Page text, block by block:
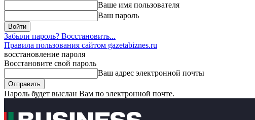
Ваше имя пользователя
Ваш пароль
Забыли пароль? Восстановить...
Правила пользования сайтом gazetabiznes.ru
восстановление пароля
Восстановите свой пароль
Ваш адрес электронной почты
Пароль будет выслан Вам по электронной почте.